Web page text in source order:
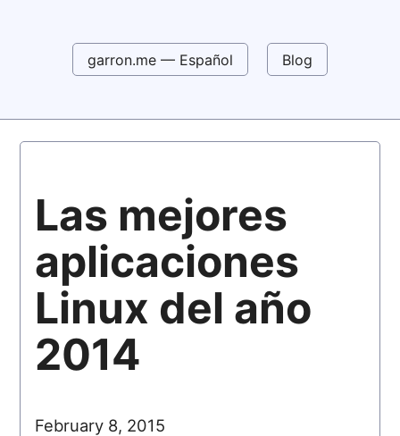
garron.me — Español Blog
Las mejores
aplicaciones
Linux del año
2014
February 8, 2015